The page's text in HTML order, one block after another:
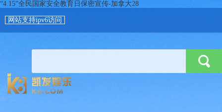
“4.15”全民国家安全教育日保密宣传-加拿大28
网站支持ipv6访问